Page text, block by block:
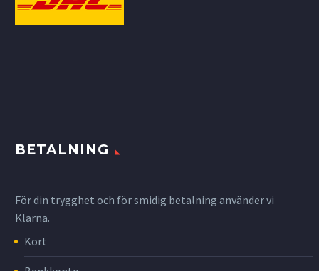
BETALNING
För din trygghet och för smidig betalning använder vi
Klarna.
Kort